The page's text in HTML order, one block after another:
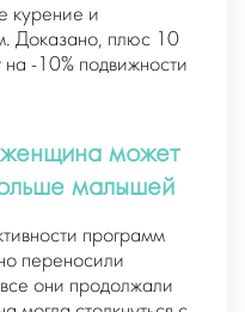
курение и
Доказано, плюс 10
-10% подвижности
может
малышей
программ
переносили
они продолжали